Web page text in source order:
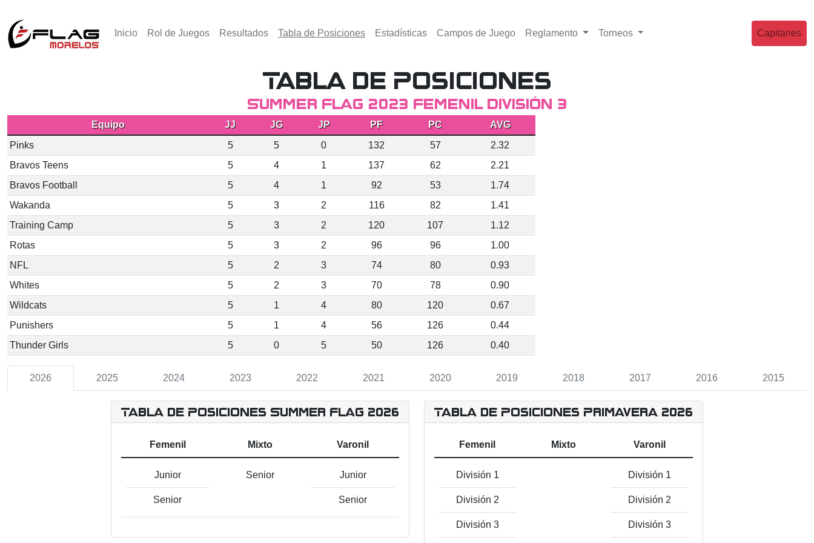
Inicio Rol de Juegos Resultados Tabla de Posiciones(activo)
Estadísticas Campos de Juego Reglamento Torneos Capitanes
Tabla de Posiciones
Summer Flag 2023 Femenil División 3
Equipo JJ JG JP PF PC
AVG
Pinks
5 5 0 132 57
2.32
Bravos Teens
5 4 1 137 62
2.21
Bravos Football
5 4 1 92 53
1.74
Wakanda
5 3 2 116 82
1.41
Training Camp
5 3 2 120 107
1.12
Rotas
5 3 2 96 96
1.00
NFL
5 2 3 74 80
0.93
Whites
5 2 3 70 78
0.90
Wildcats
5 1 4 80 120
0.67
Punishers
5 1 4 56 126
0.44
Thunder Girls
5 0 5 50 126 0.40
2026 2025 2024 2023 2022 2021 2020 2019 2018 2017 2016 2015
Tabla de Posiciones Summer Flag 2026
Femenil Mixto Varonil
Junior
Senior
Senior Junior
Senior
Tabla de Posiciones Primavera 2026
Femenil Mixto Varonil
División 1
División 2
División 3
División 1
División 2
División 3